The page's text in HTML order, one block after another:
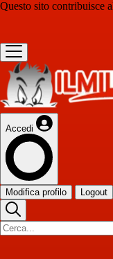
Questo sito contribuisce
Accedi
Modifica profilo Logout